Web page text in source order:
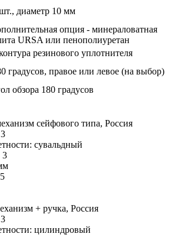
диаметр 10 мм
опция - минераловатная
URSA или пенополиуретан
резинового уплотнителя
градусов, правое или левое (на выбор)
обзора 180 градусов
сейфового типа, Россия
сувальдный
3
+ ручка, Россия
цилиндровый